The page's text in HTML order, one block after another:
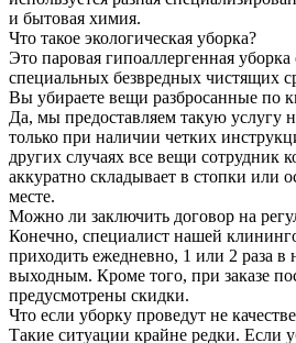
и бытовая химия.
Что такое экологическая уборка?
Это паровая гипоаллергенная
специальных безвредных чистящих
Вы убираете вещи разбросанные по
Да, мы предоставляем такую услугу
только при наличии четких
других случаях все вещи сотрудник
аккуратно складывает в стопки или
месте.
Можно ли заключить договор на
Конечно, специалист нашей
приходить ежедневно, 1 или 2 раза в
выходным. Кроме того, при заказе
предусмотрены скидки.
Что если уборку проведут не
Такие ситуации крайне редки. Если